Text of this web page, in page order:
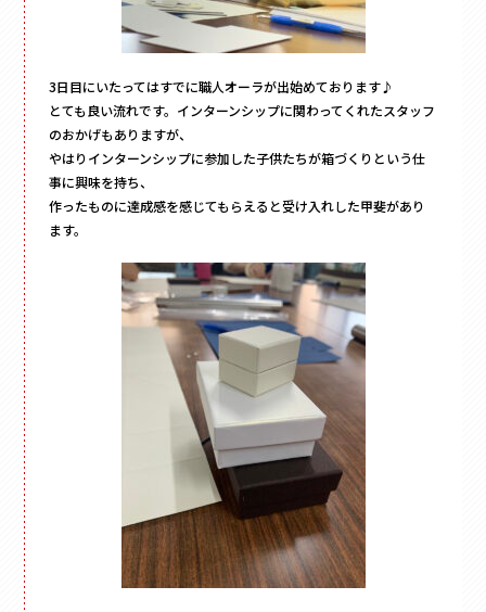
3日目にいたってはすでに職人オーラが出始めております♪
とても良い流れです。インターンシップに関わってくれたスタッフ
のおかげもありますが、
やはりインターンシップに参加した子供たちが箱づくりという仕
事に興味を持ち、
作ったものに達成感を感じてもらえると受け入れした甲斐があり
ます。